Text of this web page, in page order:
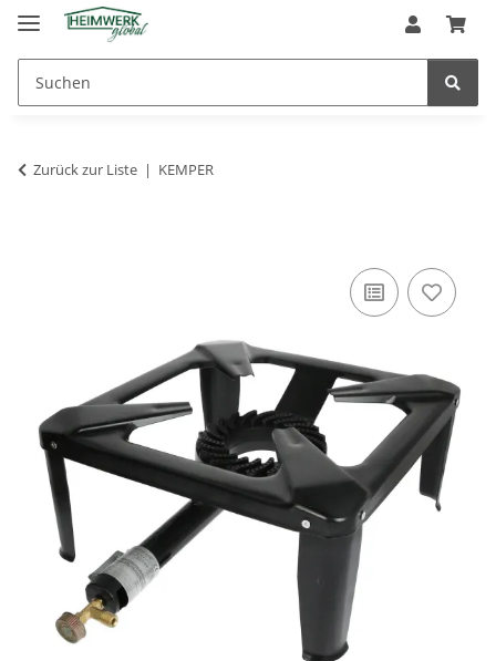
Zurück zur Liste KEMPER